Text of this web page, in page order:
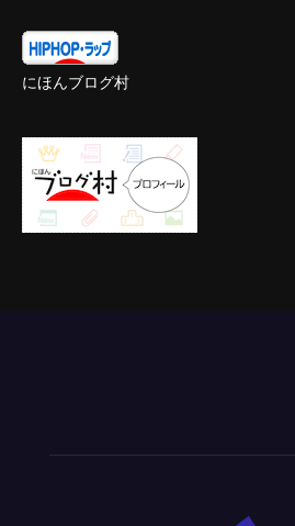
にほんブログ村